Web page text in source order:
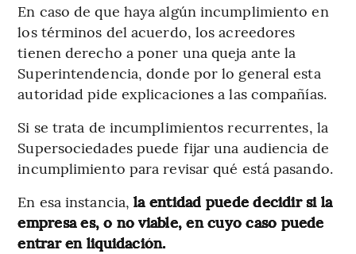
En caso de que haya algún incumplimiento en
los términos del acuerdo, los acreedores
tienen derecho a poner una queja ante la
Superintendencia, donde por lo general esta
autoridad pide explicaciones a las compañías.
Si se trata de incumplimientos recurrentes, la
Supersociedades puede fijar una audiencia de
incumplimiento para revisar qué está pasando.
En esa instancia,la entidad puede decidir si la
empresa es, o no viable, en cuyo caso puede
entrar en liquidación.